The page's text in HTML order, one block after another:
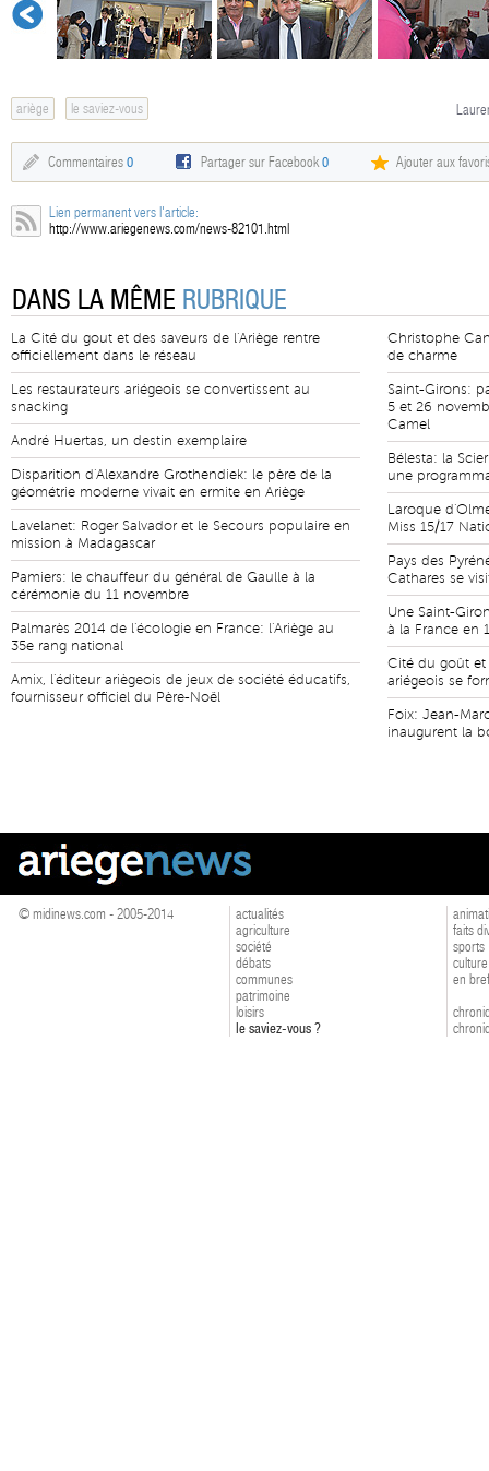
ariège le saviez-vous
Commentaires 0 Partager sur Facebook0 Ajouter aux
Lien permanent vers l'article:
http://www.ariegenews.com/news-82101.html
DANS LA MÊME RUBRIQUE
La Cité du gout et des saveurs de l'Ariège rentre
officiellement dans le réseau
Les restaurateurs ariégeois se convertissent au
snacking
André Huertas, un destin exemplaire
Disparition d'Alexandre Grothendiek: le père de la
géométrie moderne vivait en ermite en Ariège
Lavelanet: Roger Salvador et le Secours populaire en
mission à Madagascar
Pamiers: le chauffeur du général de Gaulle à la
cérémonie du 11 novembre
Palmarès 2014 de l'écologie en France: l'Ariège au
35e rang national
Amix, l'éditeur ariègeois de jeux de société éducatifs,
fournisseur officiel du Père-Noël
Christophe
de charme
Saint-Girons:
5 et 26
Camel
Bélesta: la
une
Laroque
Miss 15/17
Pays des
Cathares se
Une Saint-
à la France en
Cité du goût et
ariégeois se
Foix: Jean-
inaugurent la
© midinews.com - 2005-2014
actualités
agriculture
société
débats
communes
patrimoine
loisirs
le saviez-vous ?
faits
sports
culture
en bref